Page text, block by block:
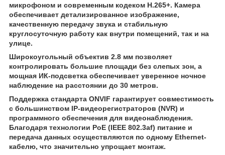
микрофоном и современным кодеком H.265+. Камера
обеспечивает детализированное изображение,
качественную передачу звука и стабильную
круглосуточную работу как внутри помещений, так и на
улице.
Широкоугольный объектив 2.8 мм позволяет
контролировать большие площади без слепых зон, а
мощная ИК-подсветка обеспечивает уверенное ночное
наблюдение на расстоянии до 30 метров.
Поддержка стандарта ONVIF гарантирует совместимость
с большинством IP-видеорегистраторов (NVR) и
программного обеспечения для видеонаблюдения.
Благодаря технологии PoE (IEEE 802.3af) питание и
передача данных осуществляются по одному Ethernet-
кабелю, что значительно упрощает монтаж.